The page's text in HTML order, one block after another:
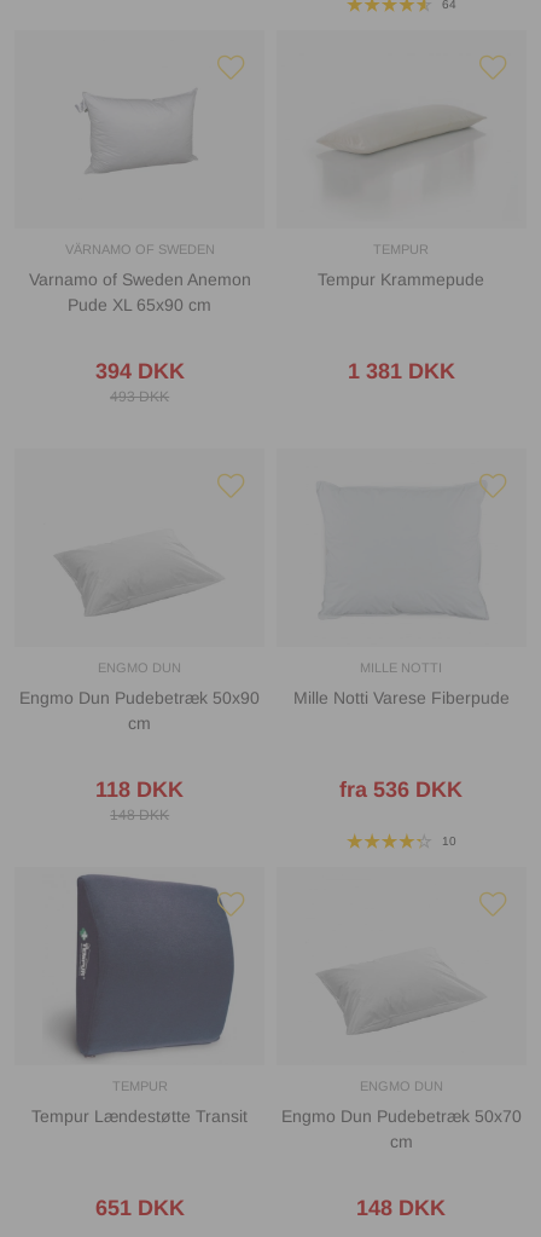
64
VÄRNAMO OF SWEDEN
Varnamo of Sweden Anemon
Pude XL 65x90 cm
394 DKK
493 DKK
TEMPUR
Tempur Krammepude
1 381 DKK
ENGMO DUN
Engmo Dun Pudebetræk 50x90
cm
118 DKK
148 DKK
MILLE NOTTI
Mille Notti Varese Fiberpude
fra 536 DKK
10
TEMPUR
Tempur Lændestøtte Transit
651 DKK
ENGMO DUN
Engmo Dun Pudebetræk 50x70
cm
148 DKK